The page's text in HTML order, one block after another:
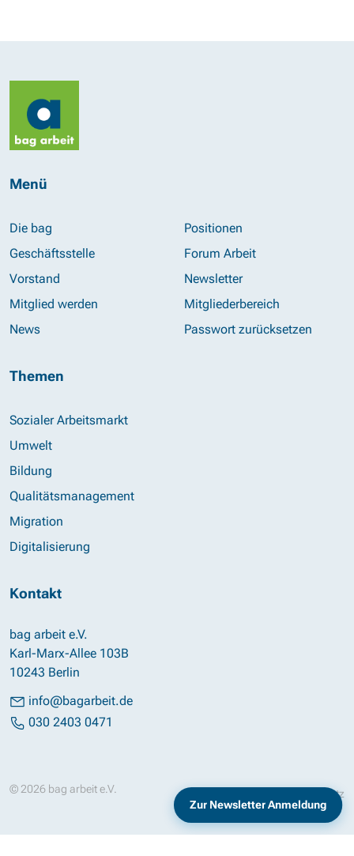
Menü
Die bag
Geschäftsstelle
Vorstand
Mitglied werden
News
Positionen
Forum Arbeit
Newsletter
Mitgliederbereich
Passwort zurücksetzen
Themen
Sozialer Arbeitsmarkt
Umwelt
Bildung
Qualitätsmanagement
Migration
Digitalisierung
Kontakt
bag arbeit e.V.
Karl-Marx-Allee 103B
10243 Berlin
info@bagarbeit.de
030 2403 0471
© 2026 bag arbeit e.V. Datenschutz
Zur Newsletter Anmeldung